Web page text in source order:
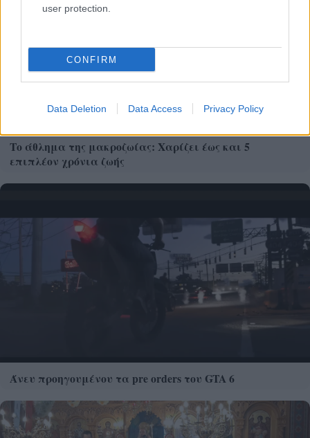
user protection.
CONFIRM
Data Deletion Data Access Privacy Policy
Το άθλημα της μακροζωίας: Χαρίζει έως και 5
επιπλέον χρόνια ζωής
Άνευ προηγουμένου τα pre orders του GTA 6